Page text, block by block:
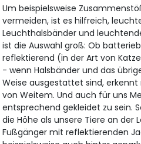
Um beispielsweise
vermeiden, ist es hilfreich,
Leuchthalsbänder und
ist die Auswahl groß: Ob
reflektierend (in der Art von
- wenn Halsbänder und das
Weise ausgestattet sind,
von Weitem. Und auch für uns
entsprechend gekleidet zu sein.
die Höhe als unsere Tiere an der
Fußgänger mit reflektierenden